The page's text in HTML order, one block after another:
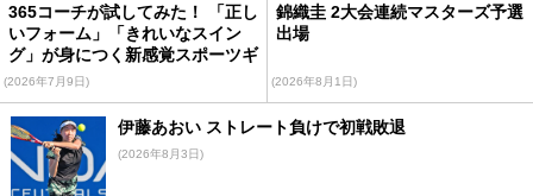
365コーチが試してみた！ 「正し
いフォーム」「きれいなスイン
グ」が身につく新感覚スポーツギ
ア
(2026年7月9日)
錦織圭 2大会連続マスターズ予選
出場
(2026年8月1日)
伊藤あおい ストレート負けで初戦敗退
(2026年8月3日)